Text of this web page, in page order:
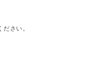
さい。